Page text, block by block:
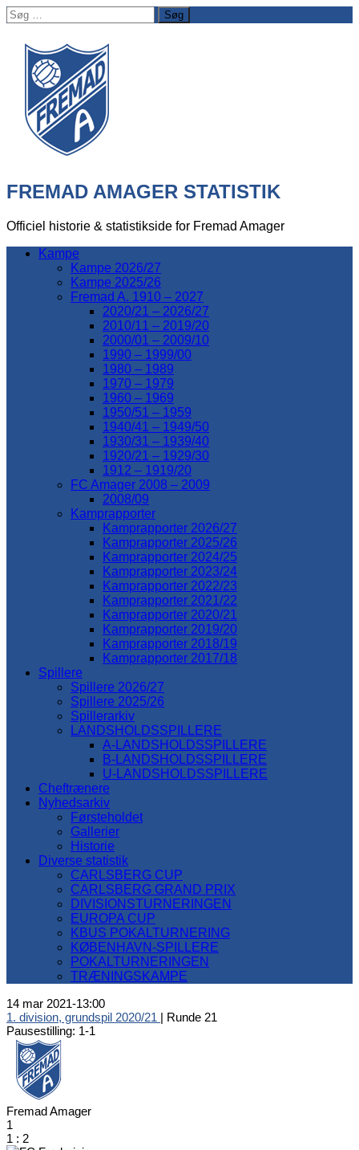
Søg
efter:
FREMAD AMAGER STATISTIK
Officiel historie & statistikside for Fremad Amager
Kampe
Kampe 2026/27
Kampe 2025/26
Fremad A. 1910 – 2027
2020/21 – 2026/27
2010/11 – 2019/20
2000/01 – 2009/10
1990 – 1999/00
1980 – 1989
1970 – 1979
1960 – 1969
1950/51 – 1959
1940/41 – 1949/50
1930/31 – 1939/40
1920/21 – 1929/30
1912 – 1919/20
FC Amager 2008 – 2009
2008/09
Kamprapporter
Kamprapporter 2026/27
Kamprapporter 2025/26
Kamprapporter 2024/25
Kamprapporter 2023/24
Kamprapporter 2022/23
Kamprapporter 2021/22
Kamprapporter 2020/21
Kamprapporter 2019/20
Kamprapporter 2018/19
Kamprapporter 2017/18
Spillere
Spillere 2026/27
Spillere 2025/26
Spillerarkiv
LANDSHOLDSSPILLERE
A-LANDSHOLDSSPILLERE
B-LANDSHOLDSSPILLERE
U-LANDSHOLDSSPILLERE
Cheftrænere
Nyhedsarkiv
Førsteholdet
Gallerier
Historie
Diverse statistik
CARLSBERG CUP
CARLSBERG GRAND PRIX
DIVISIONSTURNERINGEN
EUROPA CUP
KBUS POKALTURNERING
KØBENHAVN-SPILLERE
POKALTURNERINGEN
TRÆNINGSKAMPE
14 mar 2021-13:00
1. division, grundspil 2020/21 | Runde 21
Pausestilling: 1-1
Fremad Amager
1
1 : 2